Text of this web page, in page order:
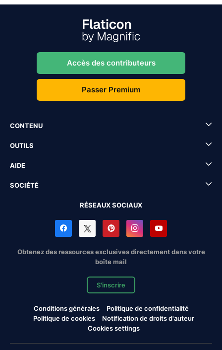
Accès des contributeurs
Passer Premium
CONTENU
OUTILS
AIDE
SOCIÉTÉ
RÉSEAUX SOCIAUX
Obtenez des ressources exclusives directement dans votre
boîte mail
S'inscrire
Conditions générales
Politique de confidentialité
Politique de cookies
Notification de droits d'auteur
Cookies settings